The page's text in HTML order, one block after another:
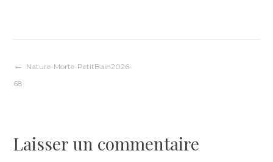
Navigation
l’article
Nature-Morte-PetitBain2026-
68
Laisser un commentaire